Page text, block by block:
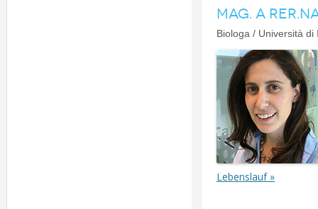
MAG. A
Biologa / Università di
Lebenslauf »